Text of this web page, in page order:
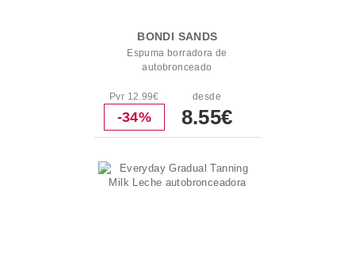
BONDI SANDS
Espuma borradora de
autobronceado
Pvr 12.99€
-34%
desde
8.55€